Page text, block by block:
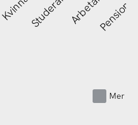
KvinnaStuderar Arbetar
Mer